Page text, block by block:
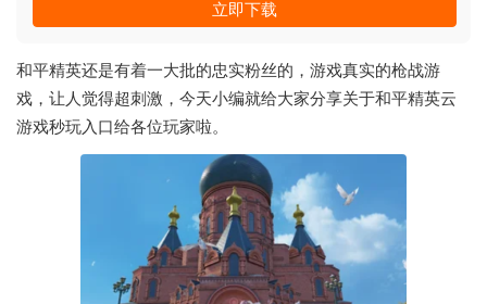
立即下载
和平精英还是有着一大批的忠实粉丝的，游戏真实的枪战游
戏，让人觉得超刺激，今天小编就给大家分享关于和平精英云
游戏秒玩入口给各位玩家啦。